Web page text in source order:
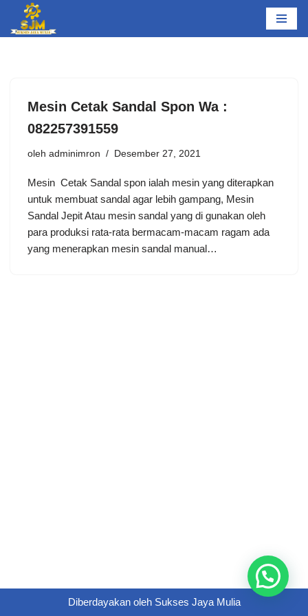
Lompat
Mesin Cetak Sandal Spon Wa :
082257391559
oleh adminimron Desember 27, 2021
Mesin Cetak Sandal spon ialah mesin yang diterapkan
untuk membuat sandal agar lebih gampang, Mesin
Sandal Jepit Atau mesin sandal yang di gunakan oleh
para produksi rata-rata bermacam-macam ragam ada
yang menerapkan mesin sandal manual…
Diberdayakan oleh Sukses Jaya Mulia